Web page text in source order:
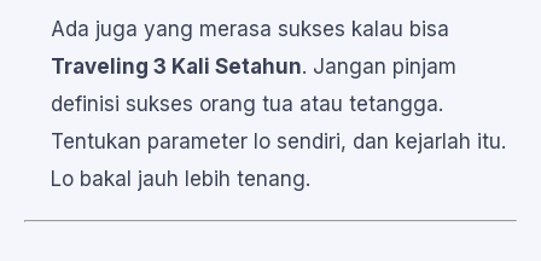
Ada juga yang merasa sukses kalau bisa
Traveling 3 Kali Setahun. Jangan pinjam
definisi sukses orang tua atau tetangga.
Tentukan parameter lo sendiri, dan kejarlah itu.
Lo bakal jauh lebih tenang.